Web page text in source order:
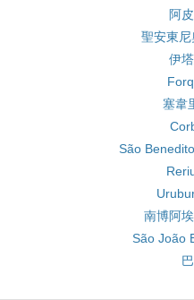
阿
聖安東
伊
塞韋
São
南博阿
São João